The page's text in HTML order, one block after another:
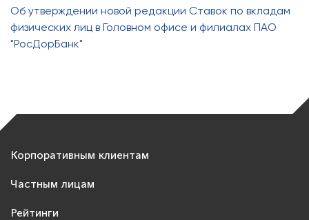
Об утверждении новой редакции Ставок по вкладам
физических лиц в Головном офисе и филиалах ПАО
"РосДорБанк"
Корпоративным клиентам
Частным лицам
Рейтинги